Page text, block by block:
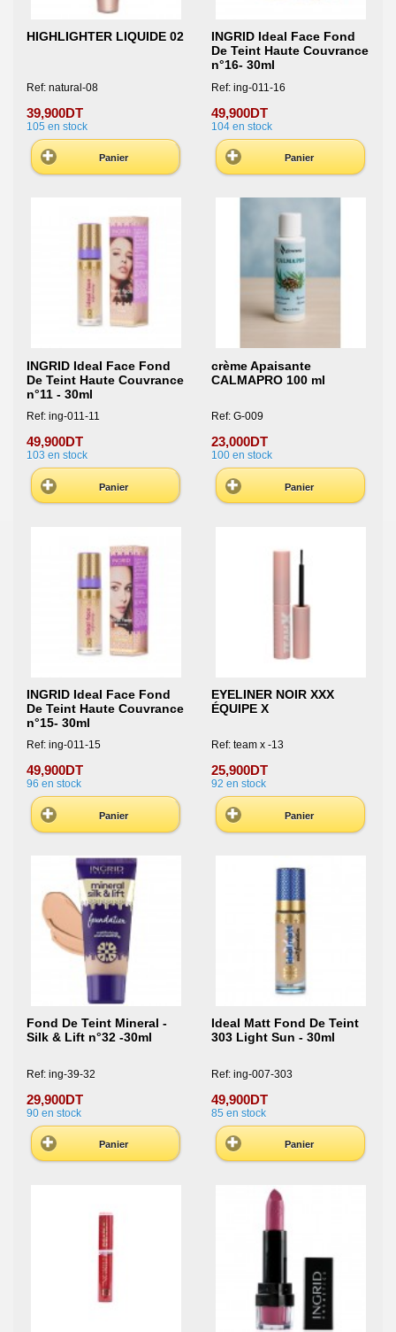
HIGHLIGHTER LIQUIDE 02
Ref: natural-08
39,900DT
105 en stock
Panier
INGRID Ideal Face Fond
De Teint Haute Couvrance
n°16- 30ml
Ref: ing-011-16
49,900DT
104 en stock
Panier
INGRID Ideal Face Fond
De Teint Haute Couvrance
n°11 - 30ml
Ref: ing-011-11
49,900DT
103 en stock
Panier
crème Apaisante
CALMAPRO 100 ml
Ref: G-009
23,000DT
100 en stock
Panier
INGRID Ideal Face Fond
De Teint Haute Couvrance
n°15- 30ml
Ref: ing-011-15
49,900DT
96 en stock
Panier
EYELINER NOIR XXX
ÉQUIPE X
Ref: team x -13
25,900DT
92 en stock
Panier
Fond De Teint Mineral -
Silk & Lift n°32 -30ml
Ref: ing-39-32
29,900DT
90 en stock
Panier
Ideal Matt Fond De Teint
303 Light Sun - 30ml
Ref: ing-007-303
49,900DT
85 en stock
Panier